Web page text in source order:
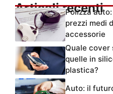
Articoli recenti
Polizza
prezzi medi
accessorie
Quale cover
quelle in
plastica?
Auto: il